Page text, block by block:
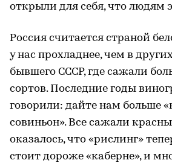
открыли для себя, что людям
Россия считается страной
у нас прохладнее, чем в
бывшего СССР, где сажали
сортов. Последние годы
говорили: дайте нам больше
совиньон». Все сажали
оказалось, что «рислинг»
стоит дороже «каберне», и